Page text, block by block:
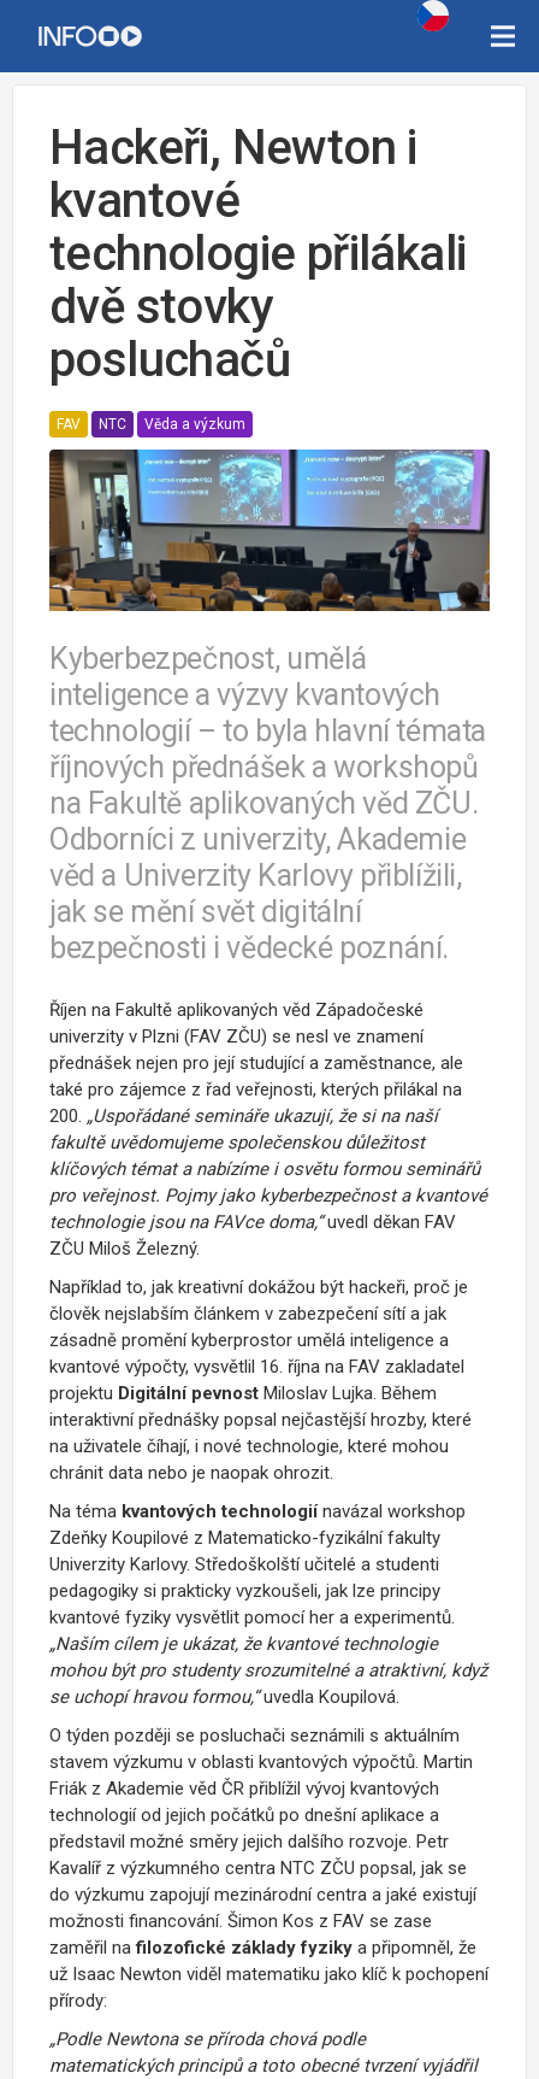
Hackeři, Newton i
kvantové
technologie přilákali
dvě stovky
posluchačů
FAV NTC Věda a výzkum
Kyberbezpečnost, umělá
inteligence a výzvy kvantových
technologií – to byla hlavní témata
říjnových přednášek a workshopů
na Fakultě aplikovaných věd ZČU.
Odborníci z univerzity, Akademie
věd a Univerzity Karlovy přiblížili,
jak se mění svět digitální
bezpečnosti i vědecké poznání.
Říjen na Fakultě aplikovaných věd Západočeské
univerzity v Plzni (FAV ZČU) se nesl ve znamení
přednášek nejen pro její studující a zaměstnance, ale
také pro zájemce z řad veřejnosti, kterých přilákal na
200. „Uspořádané semináře ukazují, že si na naší
fakultě uvědomujeme společenskou důležitost
klíčových témat a nabízíme i osvětu formou seminářů
pro veřejnost. Pojmy jako kyberbezpečnost a kvantové
technologie jsou na FAVce doma,“uvedl děkan FAV
ZČU Miloš Železný.
Například to, jak kreativní dokážou být hackeři, proč je
člověk nejslabším článkem v zabezpečení sítí a jak
zásadně promění kyberprostor umělá inteligence a
kvantové výpočty, vysvětlil 16. října na FAV zakladatel
projektu Digitální pevnost Miloslav Lujka. Během
interaktivní přednášky popsal nejčastější hrozby, které
na uživatele číhají, i nové technologie, které mohou
chránit data nebo je naopak ohrozit.
Na téma kvantových technologiínavázal workshop
Zdeňky Koupilové z Matematicko-fyzikální fakulty
Univerzity Karlovy. Středoškolští učitelé a studenti
pedagogiky si prakticky vyzkoušeli, jak lze principy
kvantové fyziky vysvětlit pomocí her a experimentů.
„Naším cílem je ukázat, že kvantové technologie
mohou být pro studenty srozumitelné a atraktivní, když
se uchopí hravou formou,“uvedla Koupilová.
O týden později se posluchači seznámili s aktuálním
stavem výzkumu v oblasti kvantových výpočtů. Martin
Friák z Akademie věd ČR přiblížil vývoj kvantových
technologií od jejich počátků po dnešní aplikace a
představil možné směry jejich dalšího rozvoje. Petr
Kavalíř z výzkumného centra NTC ZČU popsal, jak se
do výzkumu zapojují mezinárodní centra a jaké existují
možnosti financování. Šimon Kos z FAV se zase
zaměřil nafilozofické základy fyziky a připomněl, že
už Isaac Newton viděl matematiku jako klíč k pochopení
přírody:
„Podle Newtona se příroda chová podle
matematických principů a toto obecné tvrzení vyjádřil